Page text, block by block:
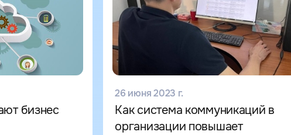
бизнес
26 июня 2023 г.
Как система коммуникаций в
организации повышает